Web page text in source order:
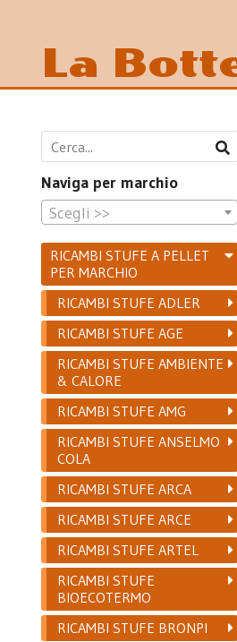
La
Naviga per marchio
Scegli >>
RICAMBI STUFE A PELLET
PER MARCHIO
RICAMBI STUFE ADLER
RICAMBI STUFE AGE
RICAMBI STUFE AMBIENTE
& CALORE
RICAMBI STUFE AMG
RICAMBI STUFE ANSELMO
COLA
RICAMBI STUFE ARCA
RICAMBI STUFE ARCE
RICAMBI STUFE ARTEL
RICAMBI STUFE
BIOECOTERMO
RICAMBI STUFE BRONPI